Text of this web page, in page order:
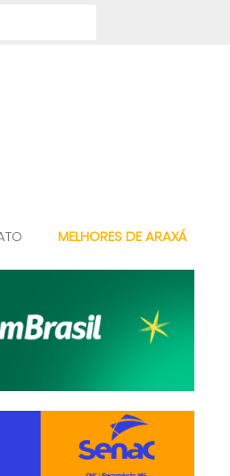
MELHORES DE ARAXÁ